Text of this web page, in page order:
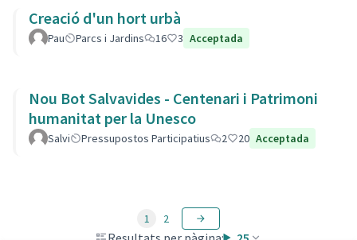
Creació d'un hort urbà
Pau Parcs i Jardins 16 3 Acceptada
Nou Bot Salvavides - Centenari i Patrimoni
humanitat per la Unesco
Salvi Pressupostos Participatius 2 20 Acceptada
1 2